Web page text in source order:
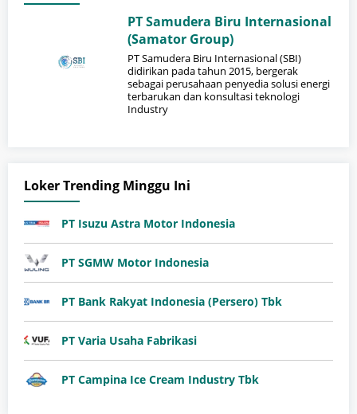
PT Samudera Biru Internasional
(Samator Group)
PT Samudera Biru Internasional (SBI)
didirikan pada tahun 2015, bergerak
sebagai perusahaan penyedia solusi energi
terbarukan dan konsultasi teknologi
Industry
Loker Trending Minggu Ini
PT Isuzu Astra Motor Indonesia
PT SGMW Motor Indonesia
PT Bank Rakyat Indonesia (Persero) Tbk
PT Varia Usaha Fabrikasi
PT Campina Ice Cream Industry Tbk